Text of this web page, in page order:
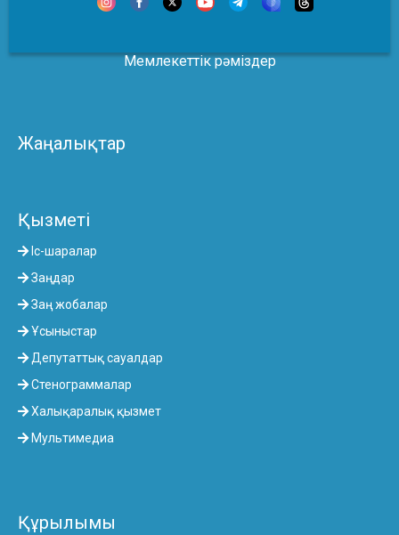
Мемлекеттік рәміздер
Жаңалықтар
Қызметі
Іс-шаралар
Заңдар
Заң жобалар
Ұсыныстар
Депутаттық сауалдар
Стенограммалар
Халықаралық қызмет
Мультимедиа
Құрылымы